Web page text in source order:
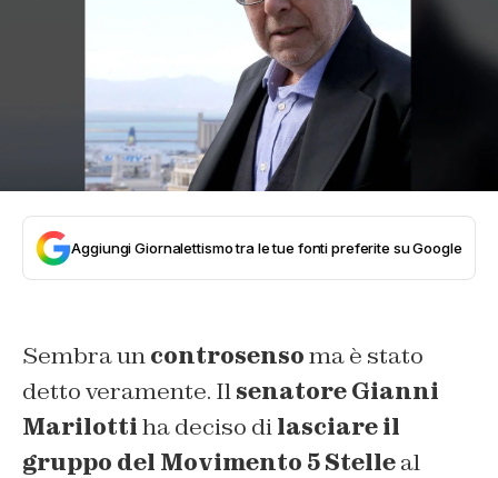
Aggiungi Giornalettismo tra le tue fonti preferite su Google
Sembra uncontrosensoma è stato
detto veramente. Ilsenatore Gianni
Marilottiha deciso dilasciare il
gruppo del Movimento 5 Stelleal